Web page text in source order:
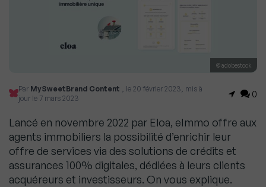
© adobestock
Par MySweetBrand Content , le 20 février 2023, mis à
jour le 7 mars 2023
0
Lancé en novembre 2022 par Eloa, eImmo offre aux
agents immobiliers la possibilité d’enrichir leur
offre de services via des solutions de crédits et
assurances 100% digitales, dédiées à leurs clients
acquéreurs et investisseurs. On vous explique.